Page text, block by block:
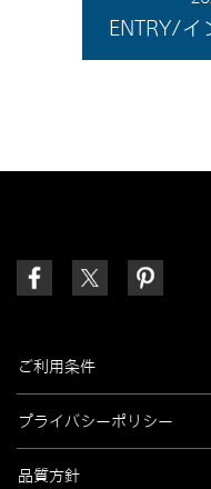
ENTRY/イ
ご利用条件
プライバシーポリシー
品質方針